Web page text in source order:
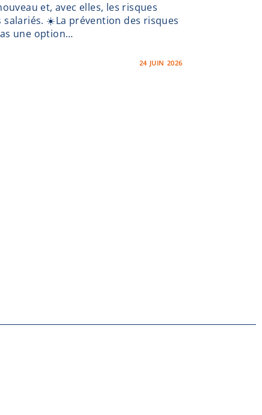
et, avec elles, les risques
☀️La prévention des risques
une option…
24 JUIN 2026